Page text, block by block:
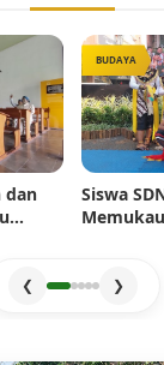
dan
BUDAYA
Siswa
❮ ❯